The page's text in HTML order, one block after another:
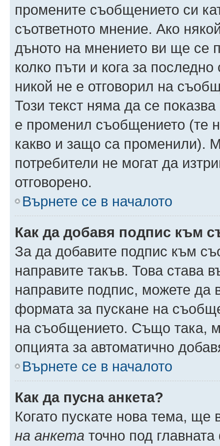
промените съобщението си
съответното мнение. Ако
дъното на мнението ви ще се
колко пъти и кога за
никой не е отговорил на
Този текст няма да се
е променил съобщението (те
какво и защо са променили).
потребители не могат да
отговорено.
Върнете се в началото
Как да добавя подпис към
За да добавите подпис към
направите такъв. Това
направите подпис, можете да
формата за пускане на
на съобщението. Също така,
опцията за автоматично
Върнете се в началото
Как да пусна анкета?
Когато пускате нова тема,
на анкета точно под